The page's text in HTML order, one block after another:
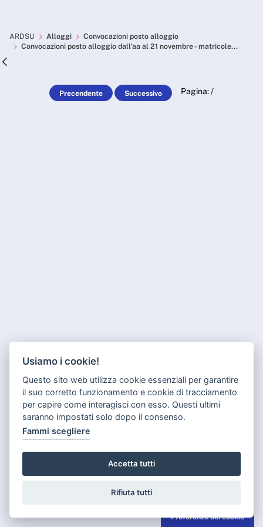
Convocazioni posto
ARDSU Alloggi
Convocazioni posto alloggio
Convocazioni posto alloggio dall'aa al 21 novembre - matricole...
Precendente Successivo Pagina:/
Usiamo i cookie!
Questo sito web utilizza cookie essenziali per garantire
il suo corretto funzionamento e cookie di tracciamento
per capire come interagisci con esso. Questi ultimi
saranno impostati solo dopo il consenso.
Fammi scegliere
Accetta tutti
Rifiuta tutti